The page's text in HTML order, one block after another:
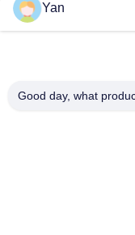
Yan
Good day, what